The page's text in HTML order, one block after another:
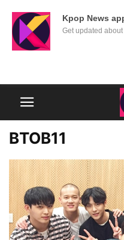
Kpop News
Get updated
BTOB11